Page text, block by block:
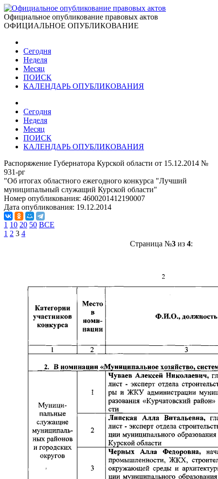
Официальное опубликование правовых актов
ОФИЦИАЛЬНОЕ ОПУБЛИКОВАНИЕ
Сегодня
Неделя
Месяц
ПОИСК
КАЛЕНДАРЬ ОПУБЛИКОВАНИЯ
Сегодня
Неделя
Месяц
ПОИСК
КАЛЕНДАРЬ ОПУБЛИКОВАНИЯ
Распоряжение Губернатора Курской области от 15.12.2014 №
931-рг
"Об итогах областного ежегодного конкурса "Лучший
муниципальный служащий Курской области"
Номер опубликования: 4600201412190007
Дата опубликования: 19.12.2014
1 10 20 50 ВСЕ
1 2 3 4
Страница №3из 4: